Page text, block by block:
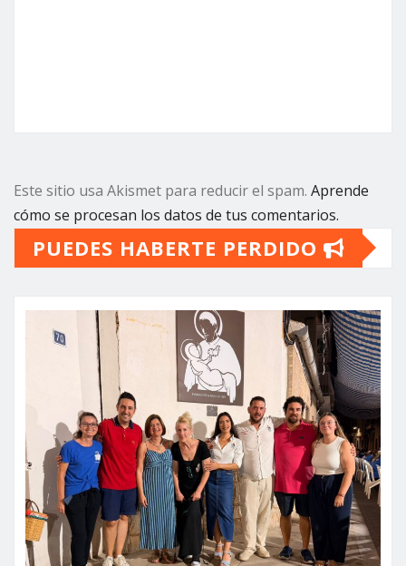
Este sitio usa Akismet para reducir el spam. Aprende
cómo se procesan los datos de tus comentarios.
PUEDES HABERTE PERDIDO